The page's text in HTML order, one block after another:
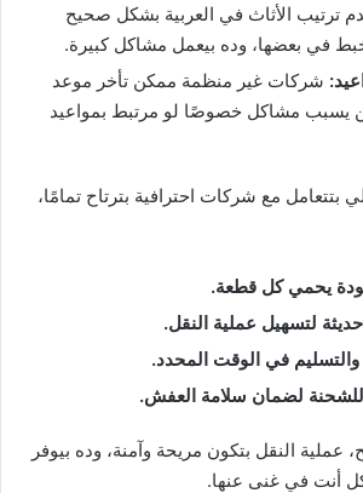
ترتيب الأثاث في العربية بشكل صحيح
في بعضها، وده بيعمل مشاكل كبيرة.
شركات غير منظمة ممكن تأخر موعد
يسبب مشاكل خصوصًا لو مرتبط بمواعيد
بتتعامل مع شركات احترافية بترتاح تمامًا،
يحمي كل قطعة.
لتسهيل عملية النقل.
والتسليم في الوقت المحدد.
لضمان سلامة العفش.
عملية النقل بتكون مريحة وآمنة، وده بيوفر
أنت في غنى عنها.